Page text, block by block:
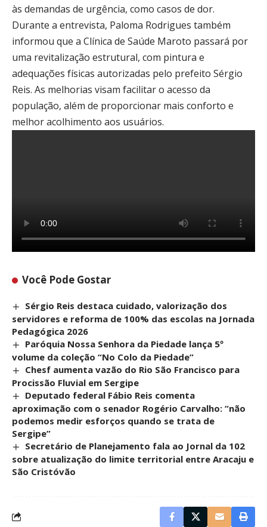
às demandas de urgência, como casos de dor.
Durante a entrevista, Paloma Rodrigues também
informou que a Clínica de Saúde Maroto passará por
uma revitalização estrutural, com pintura e
adequações físicas autorizadas pelo prefeito Sérgio
Reis. As melhorias visam facilitar o acesso da
população, além de proporcionar mais conforto e
melhor acolhimento aos usuários.
Você Pode Gostar
Sérgio Reis destaca cuidado, valorização dos
servidores e reforma de 100% das escolas na Jornada
Pedagógica 2026
Paróquia Nossa Senhora da Piedade lança 5º
volume da coleção “No Colo da Piedade”
Chesf aumenta vazão do Rio São Francisco para
Procissão Fluvial em Sergipe
Deputado federal Fábio Reis comenta
aproximação com o senador Rogério Carvalho: “não
podemos medir esforços quando se trata de
Sergipe”
Secretário de Planejamento fala ao Jornal da 102
sobre atualização do limite territorial entre Aracaju e
São Cristóvão